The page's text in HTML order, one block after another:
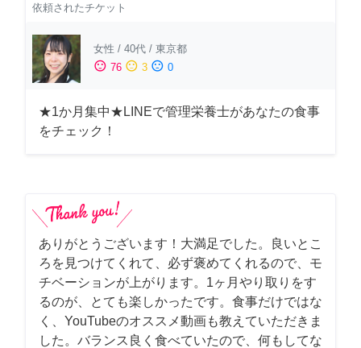
依頼されたチケット
女性 / 40代 / 東京都
sentiment_satisfied 76 sentiment_neutral 3 sentiment_dissatisfied 0
★1か月集中★LINEで管理栄養士があなたの食事
をチェック！
ありがとうございます！大満足でした。良いとこ
ろを見つけてくれて、必ず褒めてくれるので、モ
チベーションが上がります。1ヶ月やり取りをす
るのが、とても楽しかったです。食事だけではな
く、YouTubeのオススメ動画も教えていただきま
した。バランス良く食べていたので、何もしてな